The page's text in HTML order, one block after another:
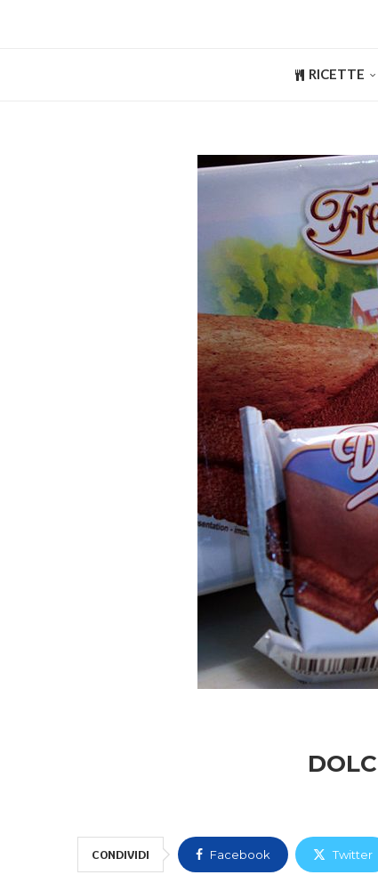
RICETTE
CONDIVIDI Facebook Twitter